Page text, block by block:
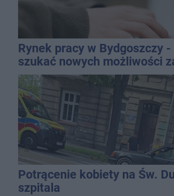
Rynek pracy w Bydgoszczy
szukać nowych możliwości
Potrącenie kobiety na Św.
szpitala